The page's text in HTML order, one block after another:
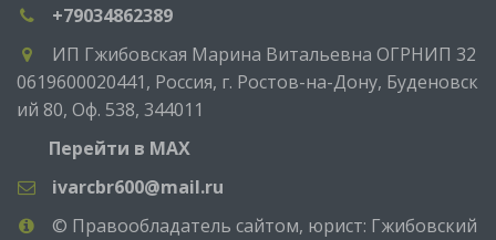
+79034862389
ИП Гжибовская Марина Витальевна ОГРНИП 32
0619600020441, Россия, г. Ростов-на-Дону, Буденовск
ий 80, Оф. 538, 344011
Перейти в MAX
ivarcbr600@mail.ru
© Правообладатель сайтом, юрист: Гжибовский